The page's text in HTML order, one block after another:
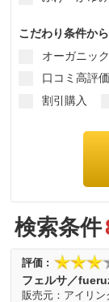
こだわり条件か
オーガニック
口コミ高評
割引購入
検索条件
フェルサ／
アイリン